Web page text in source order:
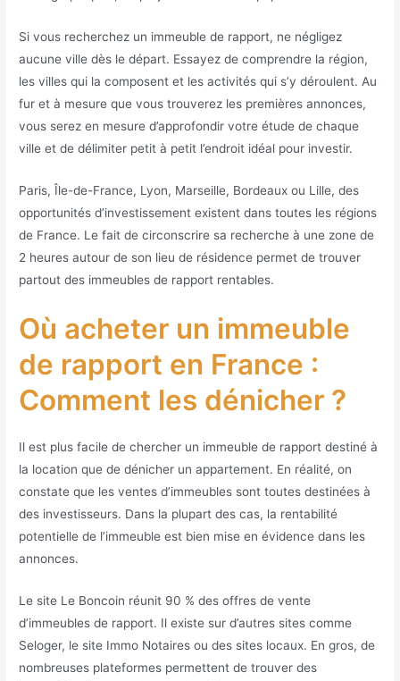
Si vous recherchez un immeuble de rapport, ne négligez
aucune ville dès le départ. Essayez de comprendre la région,
les villes qui la composent et les activités qui s’y déroulent. Au
fur et à mesure que vous trouverez les premières annonces,
vous serez en mesure d’approfondir votre étude de chaque
ville et de délimiter petit à petit l’endroit idéal pour investir.
Paris, Île-de-France, Lyon, Marseille, Bordeaux ou Lille, des
opportunités d’investissement existent dans toutes les régions
de France. Le fait de circonscrire sa recherche à une zone de
2 heures autour de son lieu de résidence permet de trouver
partout des immeubles de rapport rentables.
Où acheter un immeuble
de rapport en France :
Comment les dénicher ?
Il est plus facile de chercher un immeuble de rapport destiné à
la location que de dénicher un appartement. En réalité, on
constate que les ventes d’immeubles sont toutes destinées à
des investisseurs. Dans la plupart des cas, la rentabilité
potentielle de l’immeuble est bien mise en évidence dans les
annonces.
Le site Le Boncoin réunit 90 % des offres de vente
d’immeubles de rapport. Il existe sur d’autres sites comme
Seloger, le site Immo Notaires ou des sites locaux. En gros, de
nombreuses plateformes permettent de trouver des